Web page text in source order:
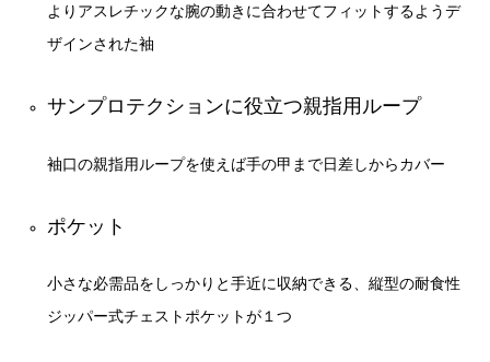
よりアスレチックな腕の動きに合わせてフィットするようデ
ザインされた袖
サンプロテクションに役立つ親指用ループ
袖口の親指用ループを使えば手の甲まで日差しからカバー
ポケット
小さな必需品をしっかりと手近に収納できる、縦型の耐食性
ジッパー式チェストポケットが１つ